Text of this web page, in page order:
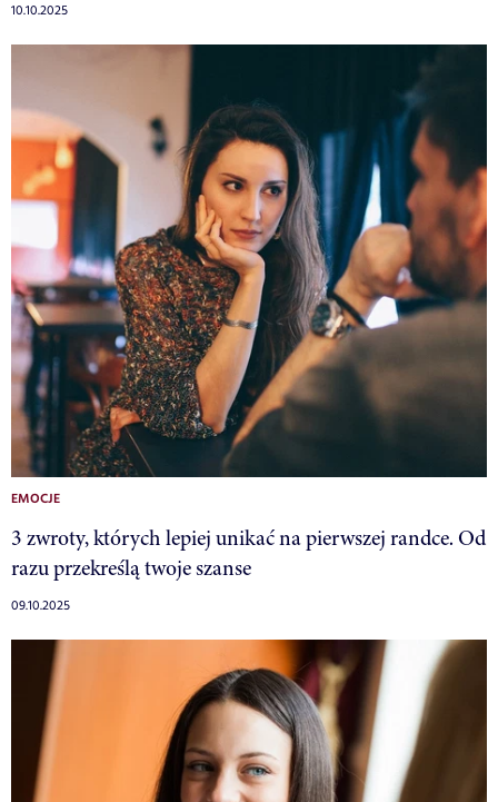
10.10.2025
EMOCJE
3 zwroty, których lepiej unikać na pierwszej randce. Od
razu przekreślą twoje szanse
09.10.2025